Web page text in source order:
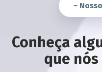
~
Conheça
que